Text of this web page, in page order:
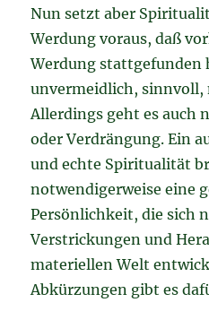
Nun setzt aber
Werdung voraus, daß
Werdung stattgefunden
unvermeidlich,
Allerdings geht es auch
oder Verdrängung. Ein
und echte Spiritualität
notwendigerweise eine
Persönlichkeit, die sich
Verstrickungen und
materiellen Welt
Abkürzungen gibt es